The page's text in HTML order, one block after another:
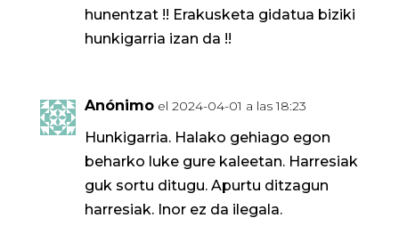
hunentzat !! Erakusketa gidatua biziki
hunkigarria izan da !!
Anónimo el 2024-04-01 a las 18:23
Hunkigarria. Halako gehiago egon
beharko luke gure kaleetan. Harresiak
guk sortu ditugu. Apurtu ditzagun
harresiak. Inor ez da ilegala.